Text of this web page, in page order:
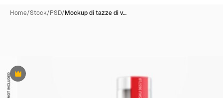
Home/Stock/PSD/Mockup di tazze di v…
Premium